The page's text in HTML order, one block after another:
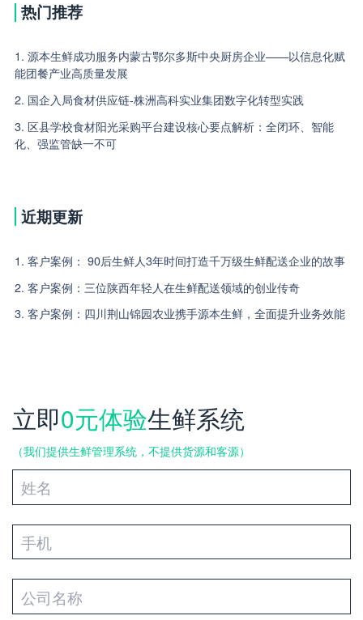
热门推荐
1. 源本生鲜成功服务内蒙古鄂尔多斯中央厨房企业——以信息化赋
能团餐产业高质量发展
2. 国企入局食材供应链-株洲高科实业集团数字化转型实践
3. 区县学校食材阳光采购平台建设核心要点解析：全闭环、智能
化、强监管缺一不可
近期更新
1. 客户案例： 90后生鲜人3年时间打造千万级生鲜配送企业的故事
2. 客户案例：三位陕西年轻人在生鲜配送领域的创业传奇
3. 客户案例：四川荆山锦园农业携手源本生鲜，全面提升业务效能
立即0元体验生鲜系统
（我们提供生鲜管理系统，不提供货源和客源）